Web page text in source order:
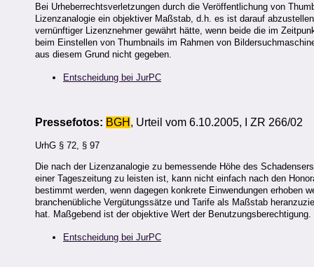
Bei Urheberrechtsverletzungen durch die Veröffentlichung von
Lizenzanalogie ein objektiver Maßstab, d.h. es ist darauf
vernünftiger Lizenznehmer gewährt hätte, wenn beide die im
beim Einstellen von Thumbnails im Rahmen von
aus diesem Grund nicht gegeben.
Entscheidung bei JurPC
Pressefotos: BGH , Urteil vom 6.10.2005, I ZR 266/02
UrhG § 72, § 97
Die nach der Lizenzanalogie zu bemessende Höhe des
einer Tageszeitung zu leisten ist, kann nicht einfach nach den
bestimmt werden, wenn dagegen konkrete Einwendungen erhoben
branchenübliche Vergütungssätze und Tarife als Maßstab
hat. Maßgebend ist der objektive Wert der
Entscheidung bei JurPC